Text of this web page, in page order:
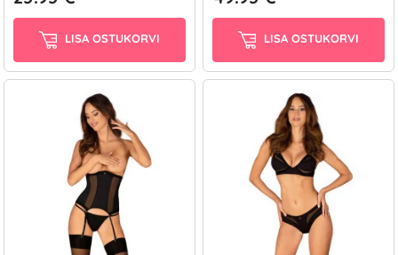
LISA OSTUKORVI LISA OSTUKORVI